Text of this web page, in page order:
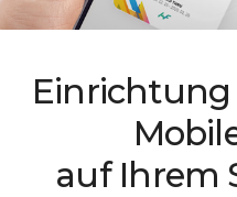
Einrichtung
auf Ihrem